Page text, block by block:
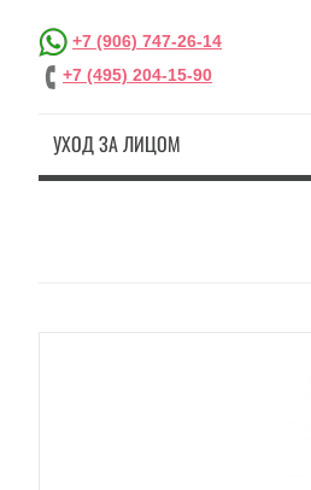
+7 (906) 747-26-14
+7 (495) 204-15-90
УХОД ЗА ЛИЦОМ